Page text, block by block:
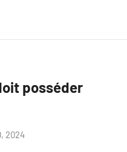
posséder
2024